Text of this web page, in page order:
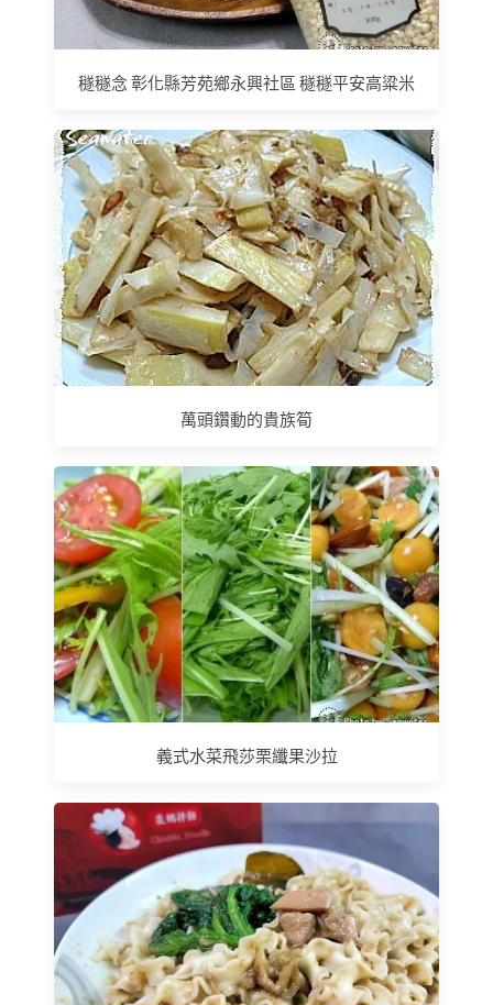
穟穟念 彰化縣芳苑鄉永興社區 穟穟平安高粱米
萬頭鑽動的貴族筍
義式水菜飛莎栗纖果沙拉